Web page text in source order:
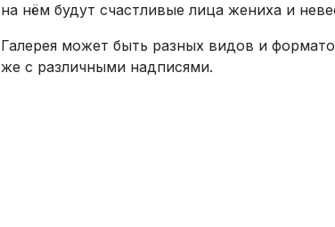
на нём будут счастливые лица жениха и
Галерея может быть разных видов и
же с различными надписями.